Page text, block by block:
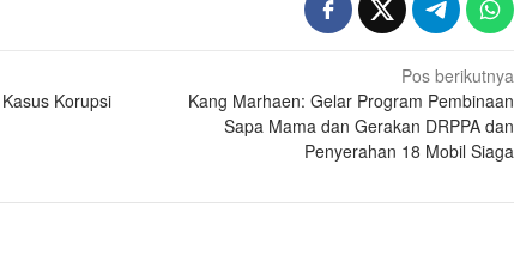
Korupsi
Pos berikutnya
Kang Marhaen: Gelar Program Pembinaan
Sapa Mama dan Gerakan DRPPA dan
Penyerahan 18 Mobil Siaga